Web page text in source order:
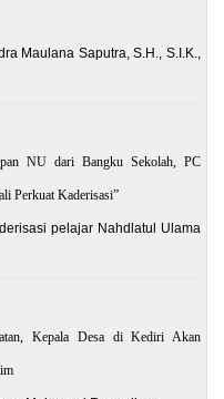
Maulana Saputra, S.H., S.I.K.,
NU dari Bangku Sekolah, PC
Perkuat Kaderisasi”
pelajar Nahdlatul Ulama
Kepala Desa di Kediri Akan